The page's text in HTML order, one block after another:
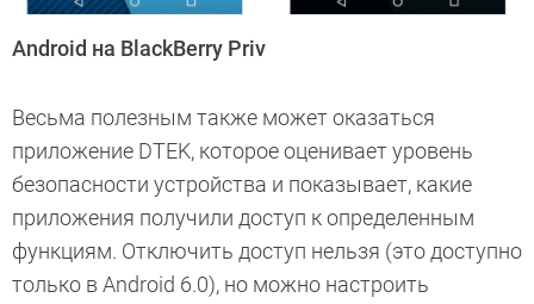
Android на BlackBerry Priv
Весьма полезным также может оказаться
приложение DTEK, которое оценивает уровень
безопасности устройства и показывает, какие
приложения получили доступ к определенным
функциям. Отключить доступ нельзя (это доступно
только в Android 6.0), но можно настроить